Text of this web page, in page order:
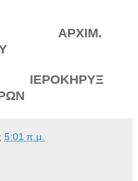
ΑΡΧΙΜ.
ΙΕΡΟΚΗΡΥΞ
5:01 π.μ.